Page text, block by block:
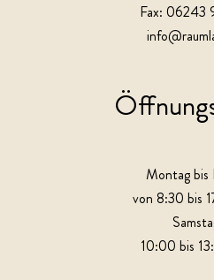
Fax: 06243
Montag bis
von 8:30 bis
10:00 bis